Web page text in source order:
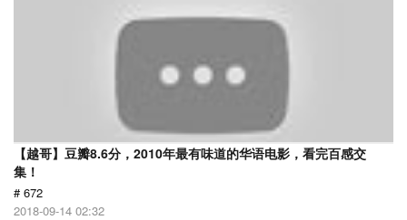
【越哥】豆瓣8.6分，2010年最有味道的华语电影，看完百感交
集！
# 672
2018-09-14 02:32